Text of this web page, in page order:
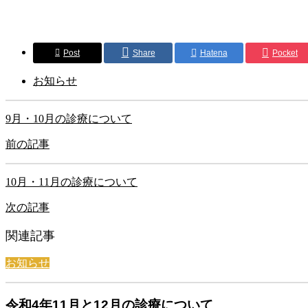
Post Share Hatena Pocket
お知らせ
9月・10月の診療について
前の記事
10月・11月の診療について
次の記事
関連記事
お知らせ
令和4年11月と12月の診療について